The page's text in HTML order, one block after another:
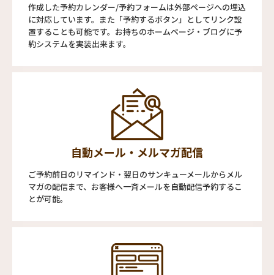
作成した予約カレンダー/予約フォームは外部ページへの埋込
に対応しています。また「予約するボタン」としてリンク設
置することも可能です。お持ちのホームページ・ブログに予
約システムを実装出来ます。
自動メール・メルマガ配信
ご予約前日のリマインド・翌日のサンキューメールからメル
マガの配信まで、お客様へ一斉メールを自動配信予約するこ
とが可能。